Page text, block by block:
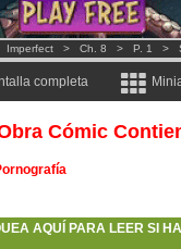
Imperfect > Ch. 8 > P. 1 >
completa
Cómic
AQUÍ PARA LEER SI